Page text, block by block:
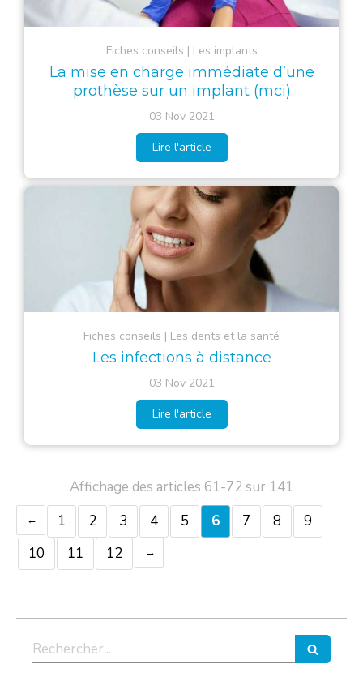
Fiches conseils Les implants
La mise en charge immédiate d’une
prothèse sur un implant (mci)
03 Nov 2021
Lire l'article
Fiches conseils Les dents et la santé
Les infections à distance
03 Nov 2021
Lire l'article
Affichage des articles 61-72 sur 141
1
2 3 4 5 6 7 8
9
10
11 12
Rechercher